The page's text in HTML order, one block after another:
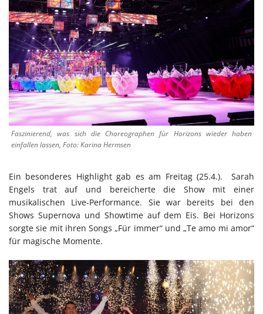
Faszinierend, was sich die Choreographen für Horizons wieder haben
einfallen lassen, Foto: Karina Hermsen
Ein besonderes Highlight gab es am Freitag (25.4.). Sarah
Engels trat auf und bereicherte die Show mit einer
musikalischen Live-Performance. Sie war bereits bei den
Shows Supernova und Showtime auf dem Eis. Bei Horizons
sorgte sie mit ihren Songs „Für immer“ und „Te amo mi amor“
für magische Momente.